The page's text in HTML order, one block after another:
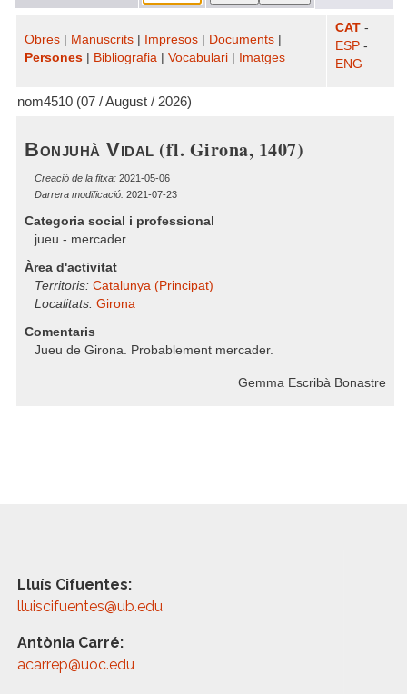
Obres Manuscrits Impresos Documents
Persones
Bibliografia Vocabulari Imatges
CAT -
ESP -
ENG
nom4510 (07 / August / 2026)
Bonjuhà Vidal (fl. Girona, 1407)
Creació de la fitxa: 2021-05-06
Darrera modificació: 2021-07-23
Categoria social i professional
jueu - mercader
Àrea d'activitat
Territoris: Catalunya (Principat)
Localitats: Girona
Comentaris
Jueu de Girona. Probablement mercader.
Gemma Escribà Bonastre
Lluís Cifuentes:
lluiscifuentes@ub.edu
Antònia Carré:
acarrep@uoc.edu